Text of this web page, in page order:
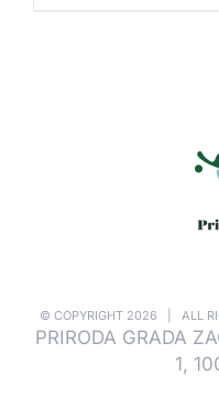
© COPYRIGHT 2026 | ALL
PRIRODA GRADA
1,